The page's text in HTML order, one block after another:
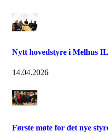
Nytt hovedstyre i Melhus
14.04.2026
Første møte for det nye